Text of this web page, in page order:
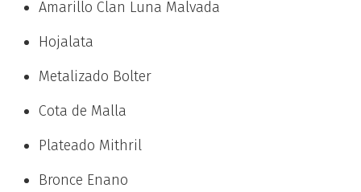
Amarillo Clan Luna Malvada
Hojalata
Metalizado Bolter
Cota de Malla
Plateado Mithril
Bronce Enano